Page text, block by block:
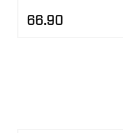
66.90